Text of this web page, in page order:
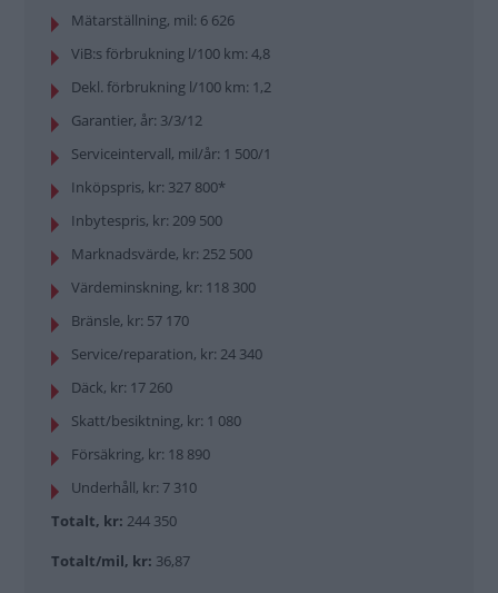
Mätarställning, mil: 6 626
ViB:s förbrukning l/100 km: 4,8
Dekl. förbrukning l/100 km: 1,2
Garantier, år: 3/3/12
Serviceintervall, mil/år: 1 500/1
Inköpspris, kr: 327 800*
Inbytespris, kr: 209 500
Marknadsvärde, kr: 252 500
Värdeminskning, kr: 118 300
Bränsle, kr: 57 170
Service/reparation, kr: 24 340
Däck, kr: 17 260
Skatt/besiktning, kr: 1 080
Försäkring, kr: 18 890
Underhåll, kr: 7 310
Totalt, kr: 244 350
Totalt/mil, kr: 36,87